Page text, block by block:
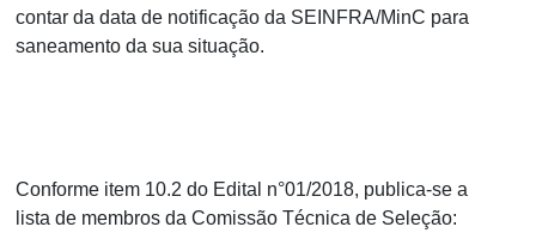
contar da data de notificação da SEINFRA/MinC para
saneamento da sua situação.
Conforme item 10.2 do Edital n°01/2018, publica-se a
lista de membros da Comissão Técnica de Seleção: